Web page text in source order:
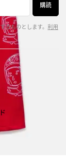
購読
るものとします。 利用